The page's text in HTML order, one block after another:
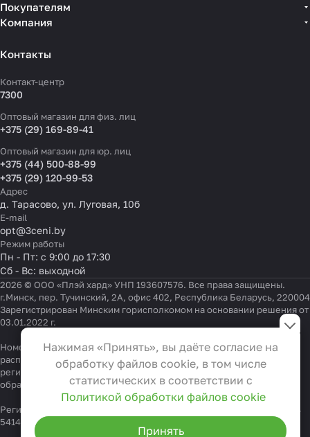
Покупателям
Компания
Контакты
Контакт-центр
7300
Оптовый магазин для физ. лиц
+375 (29) 169-89-41
Оптовый магазин для юр. лиц
+375 (44) 500-88-99
+375 (29) 120-99-53
Адрес
д. Тарасово, ул. Луговая, 10б
E-mail
opt@3ceni.by
Режим работы
Пн - Пт: с 9:00 до 17:30
Сб - Вс: выходной
2026 © ООО «Плэй хард» УНП 193607576. Все права защищены.
г.Минск, пер. Тучинский, 2А, офис 402, Республика Беларусь, 220004
Зарегистрирован Минским горисполкомом на основании решения от
03.01.2022 г.
Номер телефона работников местных исполнительных и
распорядительных органов по месту государственной
регистрации ООО «Плэй хард», уполномоченных рассматривать
обращения покупателей:+375 17 323-41-58 ,+375 17 370-30-64
Регистрационный номер в Торговом реестре Республики Беларусь
541404 от 19.09.2022
Настройки файлов cookie
Функциональные
Эти файлы необходимы для
функционирования сайта и не
могут быть отключены в наших
системах. Вы можете настроить
браузер так, чтобы он блокировал
Нажимая «Принять», вы даёте согласие на
обработку файлов cookie, в том числе
статистических в соответствии с
Политикой обработки файлов cookie
Принять